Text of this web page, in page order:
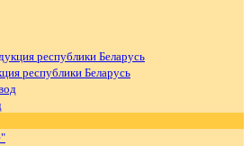
республики Беларусь